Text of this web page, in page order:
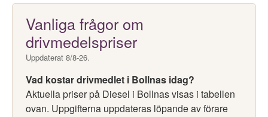
Vanliga frågor om
drivmedelspriser
Uppdaterat 8/8-26.
Vad kostar drivmedlet i Bollnas idag?
Aktuella priser på Diesel i Bollnas visas i tabellen
ovan. Uppgifterna uppdateras löpande av förare